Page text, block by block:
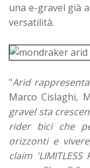
una e-gravel già
versatilità.
"Arid
Marco Cislaghi,
gravel sta
rider bici che
orizzonti e
claim